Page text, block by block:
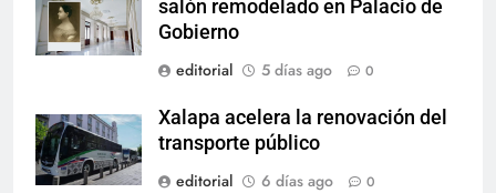
salón remodelado en Palacio de
Gobierno
editorial
5 días ago 0
Xalapa acelera la renovación del
transporte público
editorial
6 días ago 0